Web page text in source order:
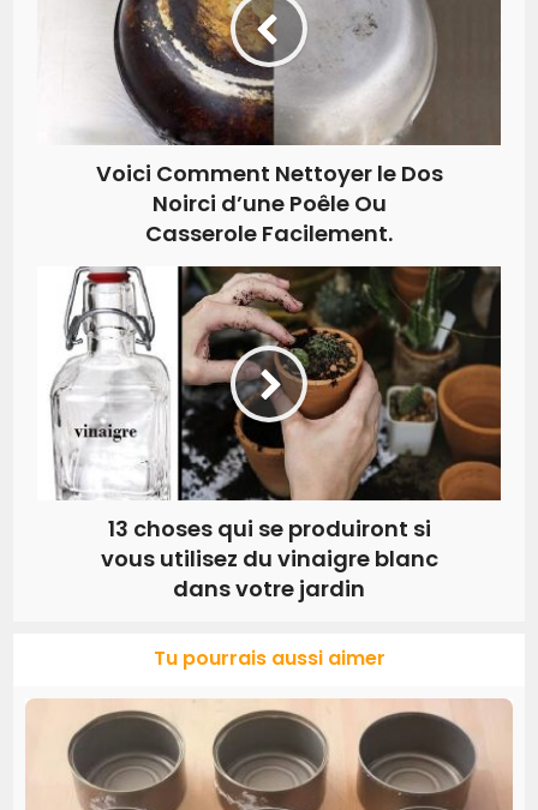
Voici Comment Nettoyer le Dos
Noirci d’une Poêle Ou
Casserole Facilement.
13 choses qui se produiront si
vous utilisez du vinaigre blanc
dans votre jardin
Tu pourrais aussi aimer